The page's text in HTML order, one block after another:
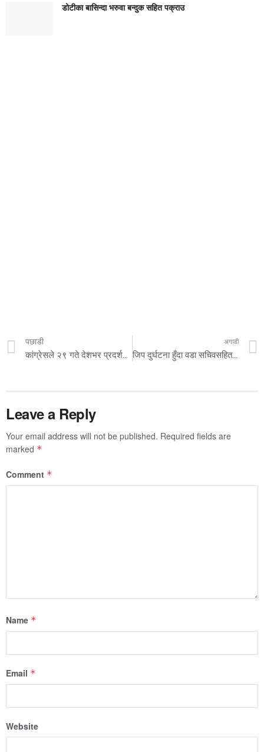
डोटीका बासिन्दा भरुवा बन्दुक सहित पक्राउ
पछाडी अगाडी
जिप दुर्घटना हुँदा वडा सचिवसहित ३ को मृत्यु
Leave a Reply
Your email address will not be published. Required fields are
marked *
Comment *
Name *
Email *
Website